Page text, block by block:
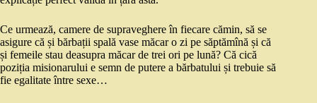
Ce urmează, camere de supraveghere în fiecare cămin, să se
asigure că și bărbații spală vase măcar o zi pe săptămînă și că
și femeile stau deasupra măcar de trei ori pe lună? Că cică
poziția misionarului e semn de putere a bărbatului și trebuie să
fie egalitate între sexe…